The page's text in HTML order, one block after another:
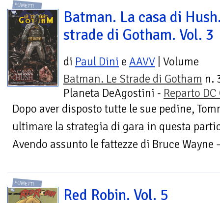
FUMETTI
Batman. La casa di
strade di Gotham. Vol. 3
di Paul Dini e AAVV | Volume
Batman. Le Strade di Gotham n.
Planeta DeAgostini - Reparto
Dopo aver disposto tutte le sue pedine,
ultimare la strategia di gara in questa
Avendo assunto le fattezze di Bruce Wayne
FUMETTI
Red Robin. Vol. 5